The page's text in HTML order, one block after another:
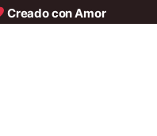
Creado con Amor